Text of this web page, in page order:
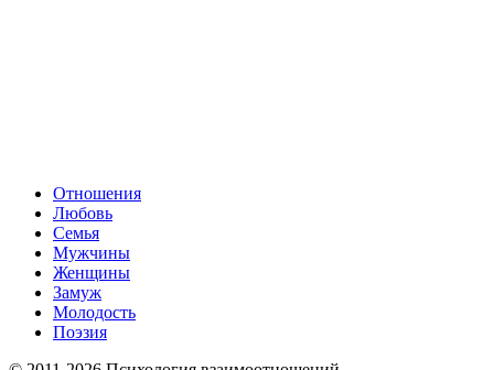
Отношения
Любовь
Семья
Мужчины
Женщины
Замуж
Молодость
Поэзия